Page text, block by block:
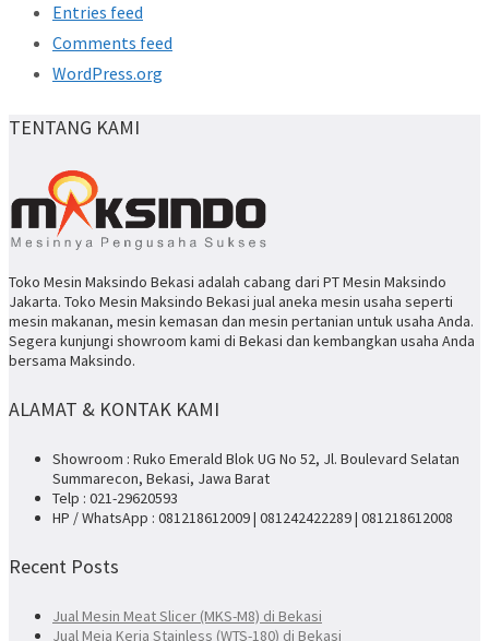
Entries feed
Comments feed
WordPress.org
TENTANG KAMI
Toko Mesin Maksindo Bekasi adalah cabang dari PT Mesin Maksindo
Jakarta. Toko Mesin Maksindo Bekasi jual aneka mesin usaha seperti
mesin makanan, mesin kemasan dan mesin pertanian untuk usaha Anda.
Segera kunjungi showroom kami di Bekasi dan kembangkan usaha Anda
bersama Maksindo.
ALAMAT & KONTAK KAMI
Showroom : Ruko Emerald Blok UG No 52, Jl. Boulevard Selatan
Summarecon, Bekasi, Jawa Barat
Telp : 021-29620593
HP / WhatsApp : 081218612009 | 081242422289 | 081218612008
Recent Posts
Jual Mesin Meat Slicer (MKS-M8) di Bekasi
Jual Meja Kerja Stainless (WTS-180) di Bekasi